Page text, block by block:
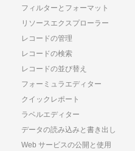
フィルターとフォーマット
リソースエクスプローラー
レコードの管理
レコードの検索
レコードの並び替え
フォーミュラエディター
クイックレポート
ラベルエディター
データの読み込みと書き出し
Web サービスの公開と使用